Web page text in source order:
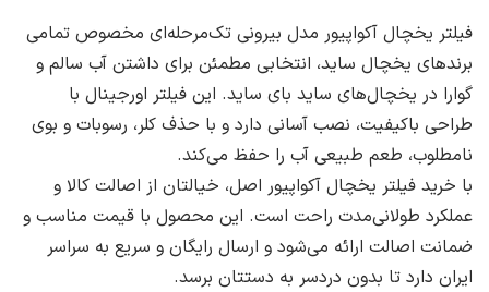
فیلتر یخچال آکواپیور مدل بیرونی تک‌مرحله‌ای مخصوص تمامی
برندهای یخچال ساید، انتخابی مطمئن برای داشتن آب سالم و
گوارا در یخچال‌های ساید بای ساید. این فیلتر اورجینال با
طراحی باکیفیت، نصب آسانی دارد و با حذف کلر، رسوبات و بوی
نامطلوب، طعم طبیعی آب را حفظ می‌کند.
با خرید فیلتر یخچال آکواپیور اصل، خیالتان از اصالت کالا و
عملکرد طولانی‌مدت راحت است. این محصول با قیمت مناسب و
ضمانت اصالت ارائه می‌شود و ارسال رایگان و سریع به سراسر
ایران دارد تا بدون دردسر به دستتان برسد.